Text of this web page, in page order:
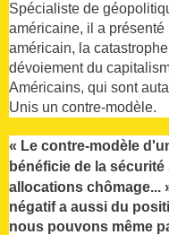
Spécialiste de
américaine, il a
américain, la
dévoiement du
Américains, qui sont
Unis un contre-modèle.
« Le contre-modèle
bénéficie de la
allocations chômage...
négatif a aussi du
nous pouvons même